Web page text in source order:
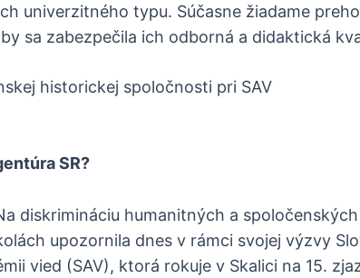
univerzitného typu. Súčasne žiadame
sa zabezpečila ich odborná a didaktická
historickej spoločnosti pri SAV
SR?
diskrimináciu humanitných a
upozornila dnes v rámci svojej výzvy
vied (SAV), ktorá rokuje v Skalici na 15.